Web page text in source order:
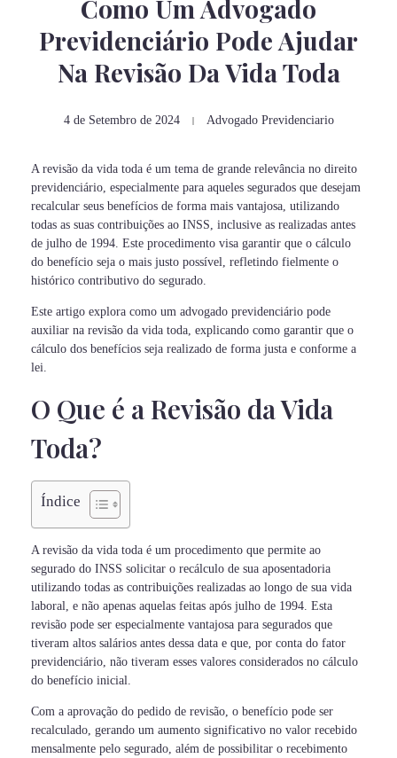
Como Um Advogado
Previdenciário Pode Ajudar
Na Revisão Da Vida Toda
4 de Setembro de 2024 Advogado Previdenciario
A revisão da vida toda é um tema de grande relevância no direito
previdenciário, especialmente para aqueles segurados que desejam
recalcular seus benefícios de forma mais vantajosa, utilizando
todas as suas contribuições ao INSS, inclusive as realizadas antes
de julho de 1994. Este procedimento visa garantir que o cálculo
do benefício seja o mais justo possível, refletindo fielmente o
histórico contributivo do segurado.
Este artigo explora como um advogado previdenciário pode
auxiliar na revisão da vida toda, explicando como garantir que o
cálculo dos benefícios seja realizado de forma justa e conforme a
lei.
O Que é a Revisão da Vida
Toda?
Índice
A revisão da vida toda é um procedimento que permite ao
segurado do INSS solicitar o recálculo de sua aposentadoria
utilizando todas as contribuições realizadas ao longo de sua vida
laboral, e não apenas aquelas feitas após julho de 1994. Esta
revisão pode ser especialmente vantajosa para segurados que
tiveram altos salários antes dessa data e que, por conta do fator
previdenciário, não tiveram esses valores considerados no cálculo
do benefício inicial.
Com a aprovação do pedido de revisão, o benefício pode ser
recalculado, gerando um aumento significativo no valor recebido
mensalmente pelo segurado, além de possibilitar o recebimento